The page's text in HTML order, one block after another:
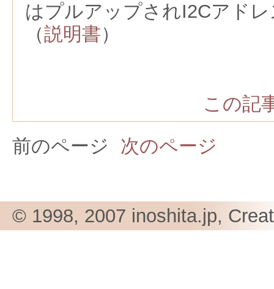
はプルアップされI2Cアド
（説明書）
この記
前のページ
次のページ
© 1998, 2007 inoshita.jp,